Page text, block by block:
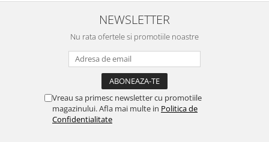
NEWSLETTER
Nu rata ofertele si promotiile noastre
Vreau sa primesc newsletter cu promotiile
magazinului. Afla mai multe in Politica de
Confidentialitate